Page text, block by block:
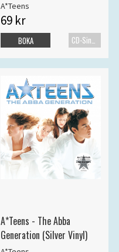
A*Teens
69 kr
BOKA
A*Teens - The Abba
Generation (Silver Vinyl)